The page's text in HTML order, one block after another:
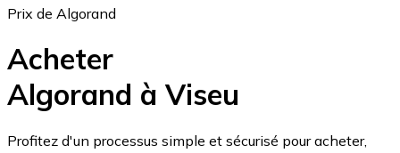
USD Coin
Prix de Algorand
Acheter
Algorand à Viseu
Profitez d'un processus simple et sécurisé pour acheter,